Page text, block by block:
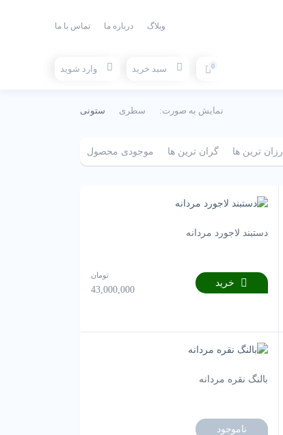
وبلاگ درباره ما تماس با ما
0 سبد خرید وارد شوید
نمایش به صورت: سطری ستونی
ارزان ترین ها گران ترین ها موجودی محصول
دستبند لاجورد مردانه
43,000,000
تومان
خرید
بالنگ نقره مردانه
ناموجود